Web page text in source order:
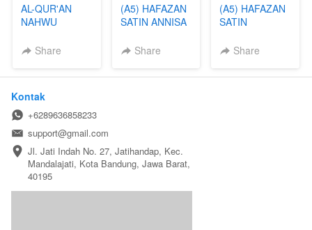
AL-QUR'AN
NAHWU
PERHURUF
Share
(A5) HAFAZAN
SATIN ANNISA
Share
(A5) HAFAZAN
SATIN
Share
Kontak
+6289636858233
support@gmail.com
Jl. Jati Indah No. 27, Jatihandap, Kec.
Mandalajati, Kota Bandung, Jawa Barat,
40195